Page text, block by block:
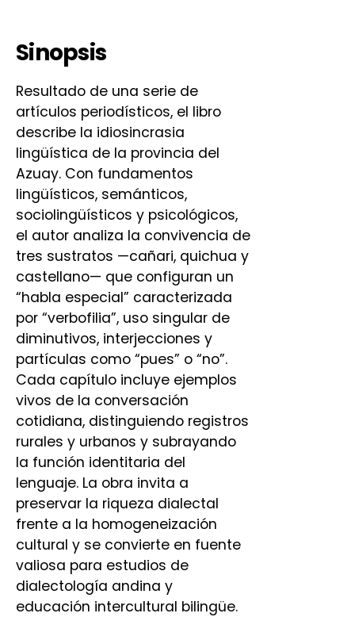
Sinopsis
Resultado de una serie de
artículos periodísticos, el libro
describe la idiosincrasia
lingüística de la provincia del
Azuay. Con fundamentos
lingüísticos, semánticos,
sociolingüísticos y psicológicos,
el autor analiza la convivencia de
tres sustratos —cañari, quichua y
castellano— que configuran un
“habla especial” caracterizada
por “verbofilia”, uso singular de
diminutivos, interjecciones y
partículas como “pues” o “no”.
Cada capítulo incluye ejemplos
vivos de la conversación
cotidiana, distinguiendo registros
rurales y urbanos y subrayando
la función identitaria del
lenguaje. La obra invita a
preservar la riqueza dialectal
frente a la homogeneización
cultural y se convierte en fuente
valiosa para estudios de
dialectología andina y
educación intercultural bilingüe.